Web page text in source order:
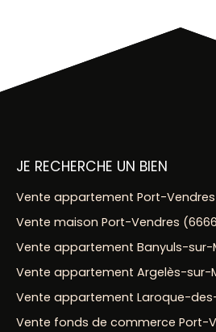
JE RECHERCHE UN BIEN
Vente appartement Port-
Vente maison Port-Vendres
Vente appartement Banyuls-sur-
Vente appartement Argelès-sur-
Vente appartement Laroque-
Vente fonds de commerce Port-